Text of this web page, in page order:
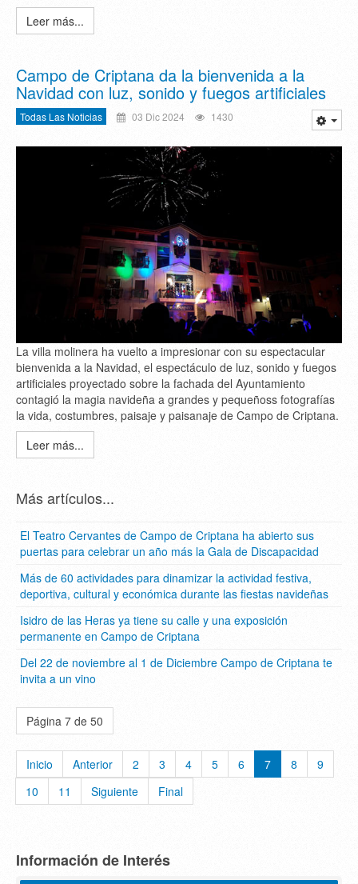
Leer más...
Campo de Criptana da la bienvenida a la
Navidad con luz, sonido y fuegos artificiales
Todas Las Noticias 03 Dic 2024 1430
La villa molinera ha vuelto a impresionar con su espectacular
bienvenida a la Navidad, el espectáculo de luz, sonido y fuegos
artificiales proyectado sobre la fachada del Ayuntamiento
contagió la magia navideña a grandes y pequeñoss fotografías
la vida, costumbres, paisaje y paisanaje de Campo de Criptana.
Leer más...
Más artículos...
El Teatro Cervantes de Campo de Criptana ha abierto sus
puertas para celebrar un año más la Gala de Discapacidad
Más de 60 actividades para dinamizar la actividad festiva,
deportiva, cultural y económica durante las fiestas navideñas
Isidro de las Heras ya tiene su calle y una exposición
permanente en Campo de Criptana
Del 22 de noviembre al 1 de Diciembre Campo de Criptana te
invita a un vino
Página 7 de 50
Inicio Anterior 2 3 4 5 6 7 8
9
10
11 Siguiente Final
Información de Interés